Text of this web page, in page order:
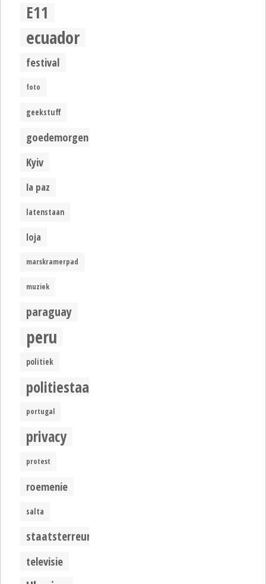
E11
ecuador
festival
foto
geekstuff
goedemorgen
Kyiv
la paz
latenstaan
loja
marskramerpad
muziek
paraguay
peru
politiek
politiestaat
portugal
privacy
protest
roemenie
salta
staatsterreur
televisie